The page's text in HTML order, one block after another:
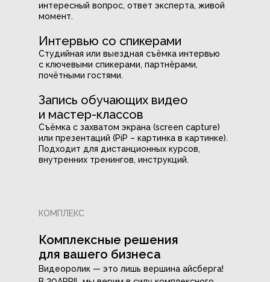
интересный вопрос, ответ эксперта, живой
момент.
Интервью со спикерами
Студийная или выездная съёмка интервью
с ключевыми спикерами, партнёрами,
почётными гостями.
Запись обучающих видео
и мастер-классов
Съёмка с захватом экрана (screen capture)
или презентаций (PiP – картинка в картинке).
Подходит для дистанционных курсов,
внутренних тренингов, инструкций.
КОМПЛЕКС
Комплексные решения
для вашего бизнеса
Видеоролик — это лишь вершина айсберга!